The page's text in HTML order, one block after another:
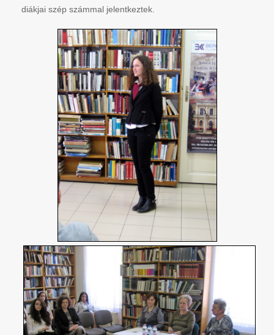
diákjai szép számmal jelentkeztek.